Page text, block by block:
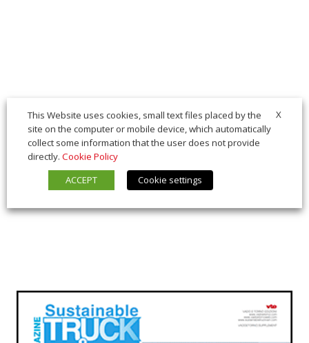
X
This Website uses cookies, small text files placed by the
site on the computer or mobile device, which automatically
collect some information that the user does not provide
directly. Cookie Policy
ACCEPT
Cookie settings